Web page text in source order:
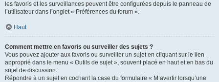
les favoris et les surveillances peuvent être configurées depuis le panneau de
l’utilisateur dans l’onglet « Préférences du forum ».
Haut
Comment mettre en favoris ou surveiller des sujets ?
Vous pouvez ajouter aux favoris ou surveiller un sujet en cliquant sur le lien
approprié dans le menu « Outils de sujet », souvent placé en haut et en bas du
sujet de discussion.
Répondre à un sujet en cochant la case du formulaire « M’avertir lorsqu’une